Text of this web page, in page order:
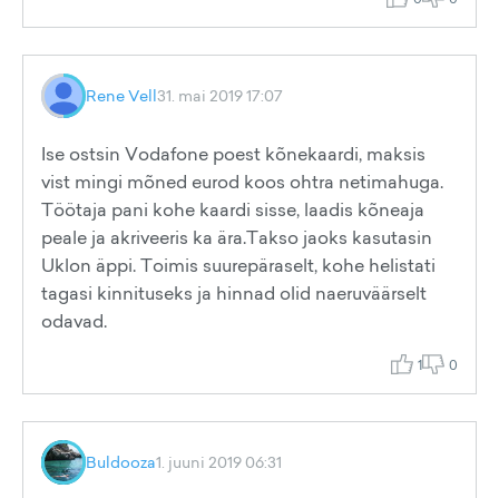
Rene Vell31. mai 2019 17:07
Ise ostsin Vodafone poest kõnekaardi, maksis
vist mingi mõned eurod koos ohtra netimahuga.
Töötaja pani kohe kaardi sisse, laadis kõneaja
peale ja akriveeris ka ära.Takso jaoks kasutasin
Uklon äppi. Toimis suurepäraselt, kohe helistati
tagasi kinnituseks ja hinnad olid naeruväärselt
odavad.
1 0
Buldooza1. juuni 2019 06:31